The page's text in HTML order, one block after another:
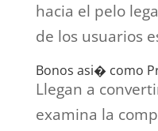
hacia el pelo
de los usuarios
Bonos asi� como
Llegan a
examina la